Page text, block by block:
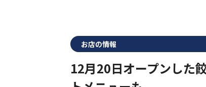
お店の情報
12月20日オープンした